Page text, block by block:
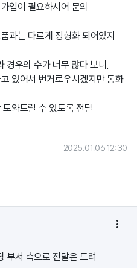
입이 필요하시어 문의
과는 다르게 정형화 되어있지
경우의 수가 너무 많다 보니,
있어서 번거로우시겠지만 통화
와드릴 수 있도록 전달
2025.01.06 12:30

부서 측으로 전달은 드려